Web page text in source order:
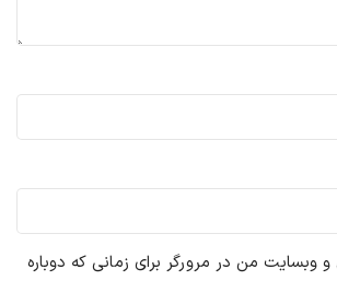
و وبسایت من در مرورگر برای زمانی که دوباره